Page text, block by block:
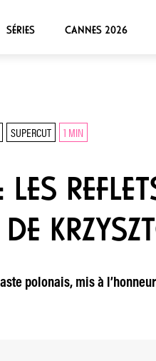
SÉRIES CANNES 2026
SUPERCUT 1 MIN
LES
polonais, mis à